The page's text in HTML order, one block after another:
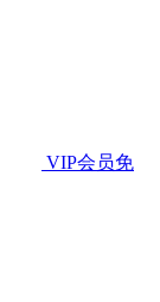
VIP会员免